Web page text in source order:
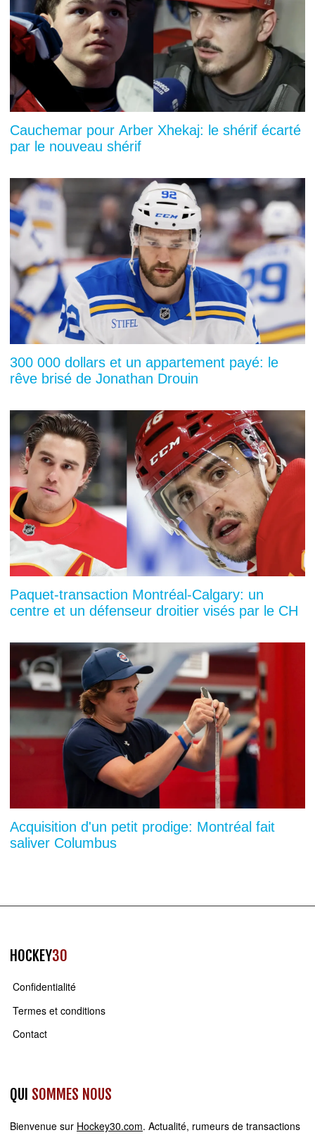
Cauchemar pour Arber Xhekaj: le shérif écarté
par le nouveau shérif
300 000 dollars et un appartement payé: le
rêve brisé de Jonathan Drouin
Paquet-transaction Montréal-Calgary: un
centre et un défenseur droitier visés par le CH
Acquisition d'un petit prodige: Montréal fait
saliver Columbus
HOCKEY30
Confidentialité
Termes et conditions
Contact
QUI SOMMES NOUS
Bienvenue sur Hockey30.com. Actualité, rumeurs de transactions